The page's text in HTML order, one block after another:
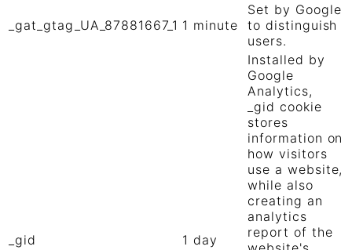
_gat_gtag_UA_87881667_1 1 minute
Set by Google
to distinguish
users.
_gid 1 day
Installed by
Google
Analytics,
_gid cookie
stores
information on
how visitors
use a website,
while also
creating an
analytics
report of the